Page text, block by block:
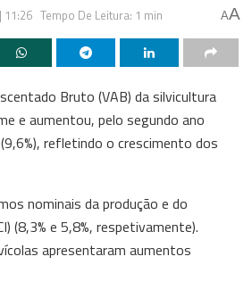
11:26 Tempo De Leitura: 1 min AA
Bruto (VAB) da silvicultura
e aumentou, pelo segundo ano
refletindo o crescimento dos
nominais da produção e do
(8,3% e 5,8%, respetivamente).
apresentaram aumentos